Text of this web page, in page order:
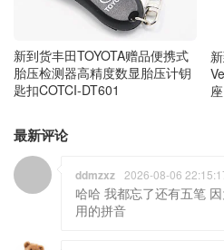
新到货丰田TOYOTA赠品便携式
胎压检测器高精度数显胎压计钥
匙扣COTCI-DT601
最新评论
ddmzxz 2026-08-06
哈哈 我都忘了还有五笔
用的拼音